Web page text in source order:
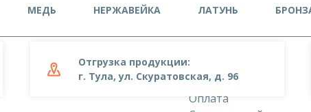
Отгрузка продукции:
г. Тула, ул. Скуратовская, д. 96
МЕДЬ НЕРЖАВЕЙКА ЛАТУНЬ
О компании
Доставка
Оплата